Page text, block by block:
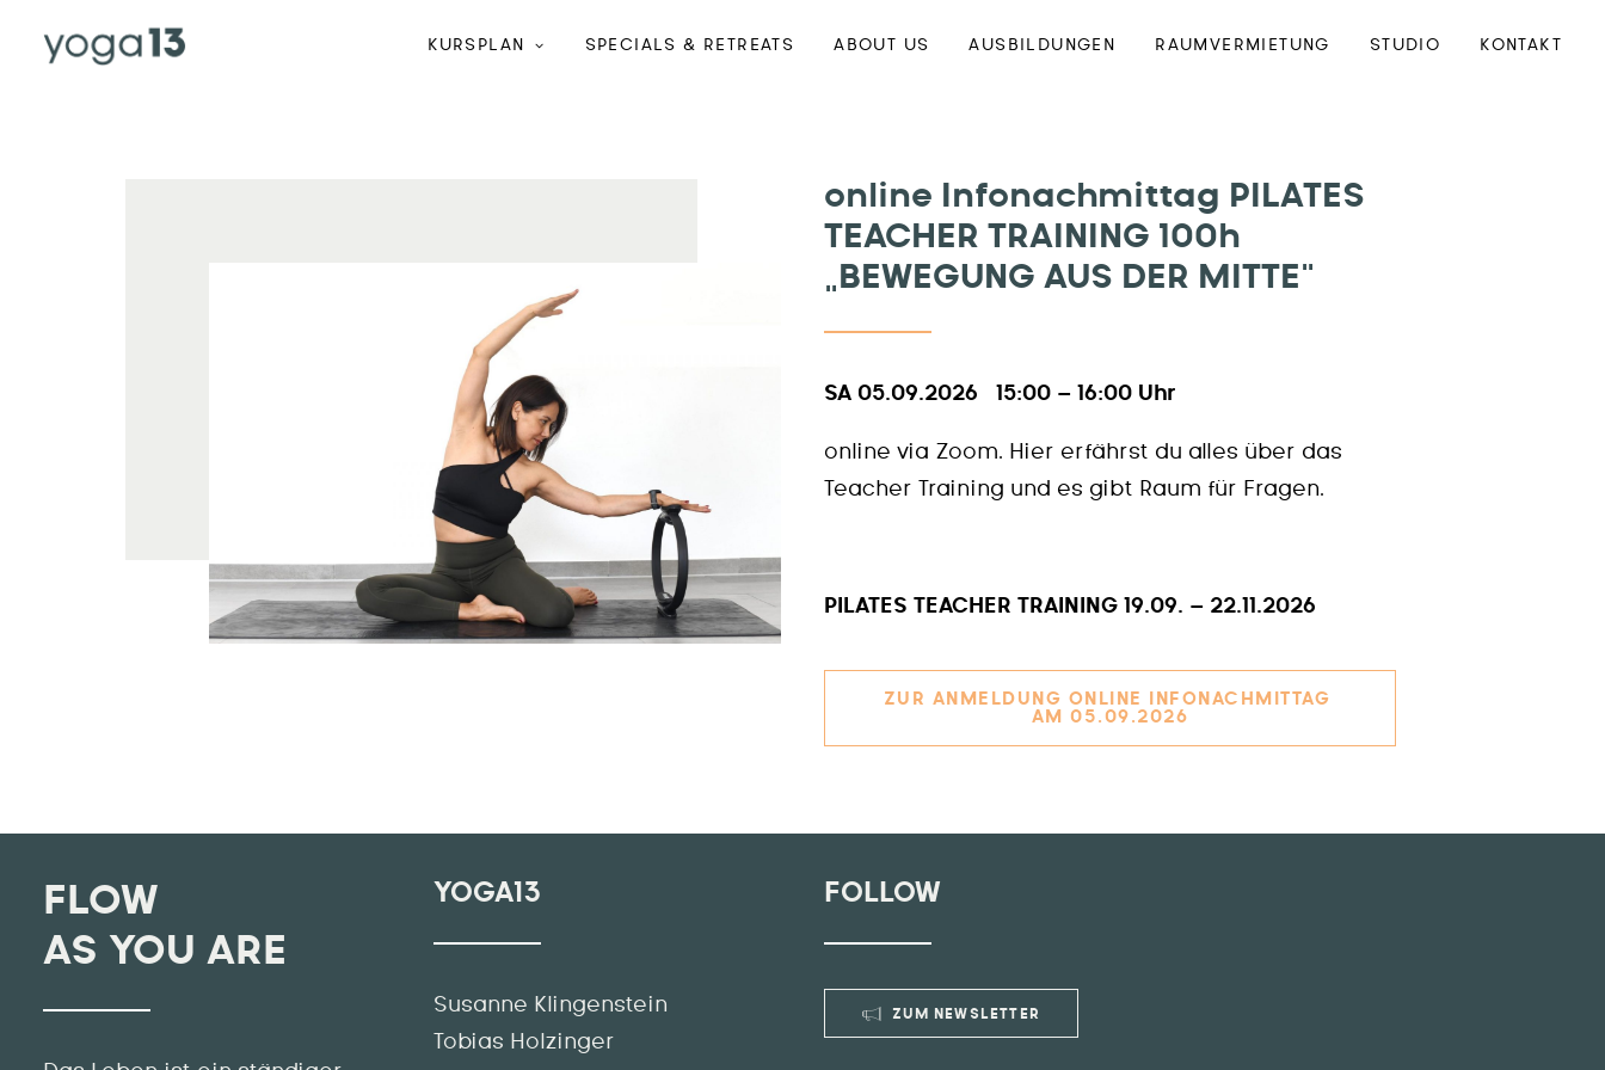
KURSPLAN SPECIALS & RETREATS ABOUT US AUSBILDUNGEN RAUMVERMIETUNG STUDIO KONTAKT
online Infonachmittag PILATES
TEACHER TRAINING 100h
„BEWEGUNG AUS DER MITTE“
SA 05.09.2026 15:00 – 16:00 Uhr
online via Zoom. Hier erfährst du alles über das
Teacher Training und es gibt Raum für Fragen.
PILATES TEACHER TRAINING 19.09. – 22.11.2026
ZUR ANMELDUNG ONLINE INFONACHMITTAG
AM 05.09.2026
FLOW
AS YOU ARE
YOGA13
Susanne Klingenstein
Tobias Holzinger
FOLLOW
ZUM NEWSLETTER